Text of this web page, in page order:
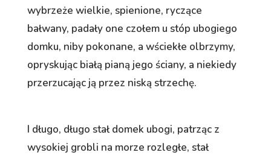
wybrzeże wielkie, spienione, ryczące
bałwany, padały one czołem u stóp ubogiego
domku, niby pokonane, a wściekłe olbrzymy,
opryskując białą pianą jego ściany, a niekiedy
przerzucając ją przez niską strzechę.
I długo, długo stał domek ubogi, patrząc z
wysokiej grobli na morze rozległe, stał